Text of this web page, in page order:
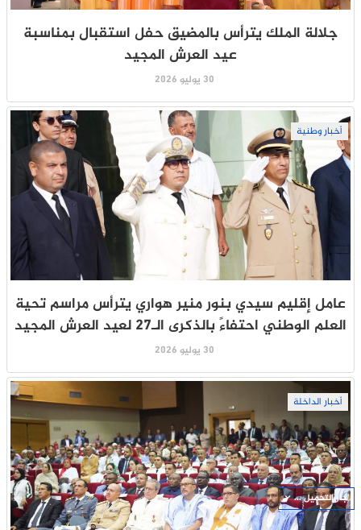
جلالة الملك يترأس بالمضيق حفل استقبال بمناسبة
عيد العرش المجيد
30 يوليو 2026
أخبار وطنية
عامل إقليم سيدي بنور منير هواري يترأس مراسم تحية
العلم الوطني احتفاءً بالذكرى الـ27 لعيد العرش المجيد
30 يوليو 2026
أخبار الداخلة
جار التحميل ...